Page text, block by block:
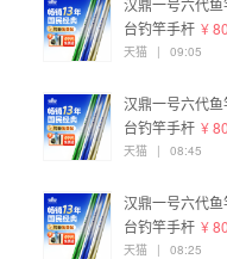
台钓竿手杆 ¥
天猫 | 09:05
汉鼎一号六代
台钓竿手杆 ¥
天猫 | 08:45
汉鼎一号六代
台钓竿手杆 ¥
天猫 | 08:25